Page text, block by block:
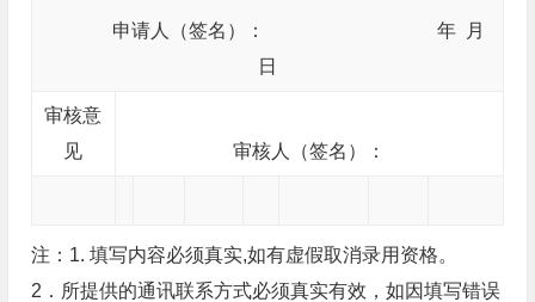
申请人（签名）： 年 月
日
审核意
见
审核人（签名）：
注：1. 填写内容必须真实,如有虚假取消录用资格。
2．所提供的通讯联系方式必须真实有效，如因填写错误